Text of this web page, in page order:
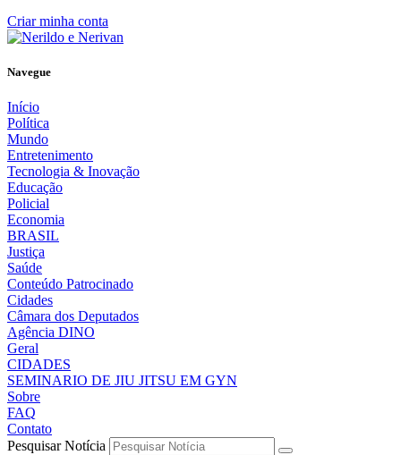
Criar minha conta
Navegue
Início
Política
Mundo
Entretenimento
Tecnologia & Inovação
Educação
Policial
Economia
BRASIL
Justiça
Saúde
Conteúdo Patrocinado
Cidades
Câmara dos Deputados
Agência DINO
Geral
CIDADES
SEMINARIO DE JIU JITSU EM GYN
Sobre
FAQ
Contato
Pesquisar Notícia